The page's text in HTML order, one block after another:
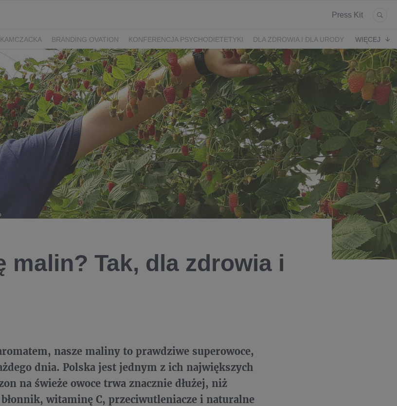
Press Kit
BRANDING OVATION KONFERENCJA PSYCHODIETETYKI
DLA ZDROWIA I DLA URODY
ŻURAWINA MINIKIWI DEREŃ ROKITNIK ARONIA JEŻYNY PORZECZKI
MALINA
PRZETWORY PRZEPISY PIWO RZEMIEŚLNICZE
LODY RZEMIEŚLNICZE
POLSKIEJ BORÓWKI WYBORY 2025 WYBORY 2024 SZCZYT IBO 2023 🫐
WYBORY 2023
ENGLISH
WIĘCEJ
malin? Tak, dla zdrowia i
nasze maliny to prawdziwe superowoce,
dnia. Polska jest jednym z ich największych
na świeże owoce trwa znacznie dłużej, niż
witaminę C, przeciwutleniacze i naturalne